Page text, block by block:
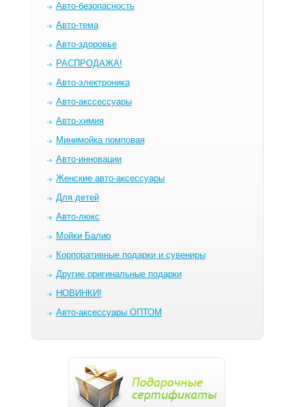
Авто-безопасность
Авто-тема
Авто-здоровье
РАСПРОДАЖА!
Авто-электроника
Авто-акссессуары
Авто-химия
Минимойка помповая
Авто-инновации
Женские авто-аксессуары
Для детей
Авто-люкс
Мойки Балио
Корпоративные подарки и сувениры
Другие оригинальные подарки
НОВИНКИ!
Авто-аксессуары ОПТОМ